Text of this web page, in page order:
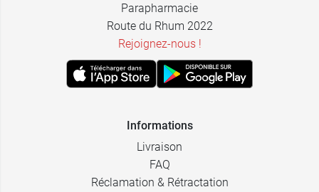
Parapharmacie
Route du Rhum 2022
Rejoignez-nous !
Informations
Livraison
FAQ
Réclamation & Rétractation